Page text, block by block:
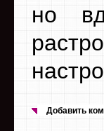
но
Добавить